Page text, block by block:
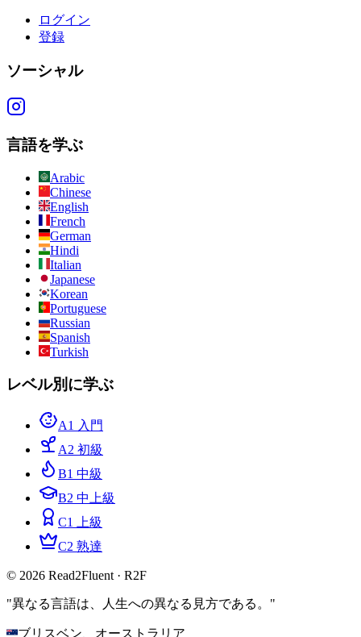
ログイン
登録
ソーシャル
言語を学ぶ
Arabic
Chinese
English
French
German
Hindi
Italian
Japanese
Korean
Portuguese
Russian
Spanish
Turkish
レベル別に学ぶ
A1 入門
A2 初級
B1 中級
B2 中上級
C1 上級
C2 熟達
© 2026 Read2Fluent · R2F
"異なる言語は、人生への異なる見方である。"
ブリスベン、オーストラリア